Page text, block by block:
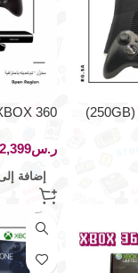
ر.س
إضافة